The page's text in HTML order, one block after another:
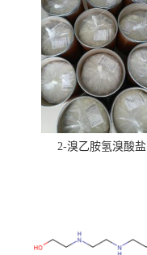
2-溴乙胺氢溴酸盐